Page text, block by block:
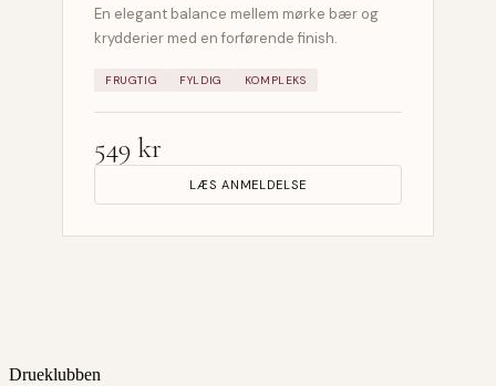
En elegant balance mellem mørke bær og
krydderier med en forførende finish.
FRUGTIG FYLDIG KOMPLEKS
549 kr
LÆS ANMELDELSE
Drueklubben